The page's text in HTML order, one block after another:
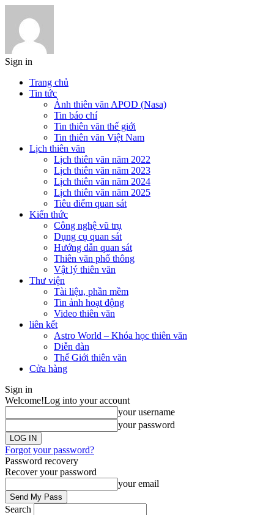
Sign in
Trang chủ
Tin tức
Ảnh thiên văn APOD (Nasa)
Tin báo chí
Tin thiên văn thế giới
Tin thiên văn Việt Nam
Lịch thiên văn
Lịch thiên văn năm 2022
Lịch thiên văn năm 2023
Lịch thiên văn năm 2024
Lịch thiên văn năm 2025
Tiêu điểm quan sát
Kiến thức
Công nghệ vũ trụ
Dụng cụ quan sát
Hướng dẫn quan sát
Thiên văn phổ thông
Vật lý thiên văn
Thư viện
Tài liệu, phần mềm
Tin ảnh hoạt động
Video thiên văn
liên kết
Astro World – Khóa học thiên văn
Diễn đàn
Thế Giới thiên văn
Cửa hàng
Sign in
Welcome!Log into your account
your username
your password
Forgot your password?
Password recovery
Recover your password
your email
Search